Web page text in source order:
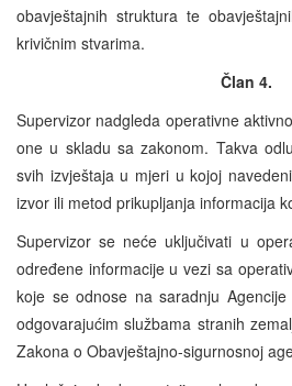
obavještajnih struktura te
krivičnim stvarima.
Član 4.
Supervizor nadgleda operativne
one u skladu sa zakonom. Takva
svih izvještaja u mjeri u kojoj
izvor ili metod prikupljanja informacija
Supervizor se neće uključivati u
određene informacije u vezi sa
koje se odnose na saradnju
odgovarajućim službama stranih
Zakona o Obavještajno-sigurnosnoj